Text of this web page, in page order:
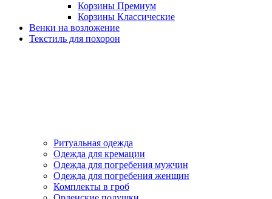
Корзины Премиум
Корзины Классические
Венки на возложение
Текстиль для похорон
Ритуальная одежда
Одежда для кремации
Одежда для погребения мужчин
Одежда для погребения женщин
Комплекты в гроб